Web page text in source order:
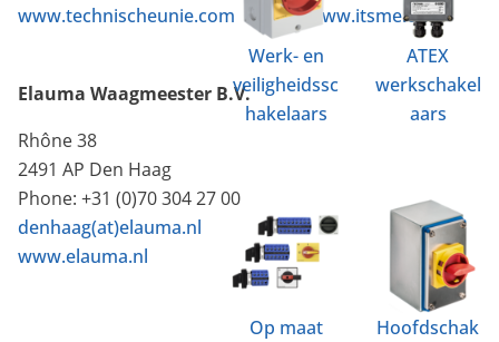
Werk- en
veiligheidssc
hakelaars
ATEX
werkschakel
aars
Op maat
Hoofdschak
www.technischeunie.com
www.itsme.eu
Elauma Waagmeester B.V.
Rhône 38
2491 AP Den Haag
Phone: +31 (0)70 304 27 00
denhaag(at)elauma.nl
www.elauma.nl